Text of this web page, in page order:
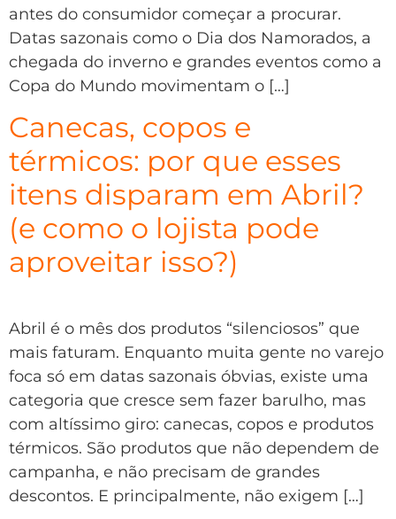
antes do consumidor começar a procurar.
Datas sazonais como o Dia dos Namorados, a
chegada do inverno e grandes eventos como a
Copa do Mundo movimentam o […]
Canecas, copos e
térmicos: por que esses
itens disparam em Abril?
(e como o lojista pode
aproveitar isso?)
Abril é o mês dos produtos “silenciosos” que
mais faturam. Enquanto muita gente no varejo
foca só em datas sazonais óbvias, existe uma
categoria que cresce sem fazer barulho, mas
com altíssimo giro: canecas, copos e produtos
térmicos. São produtos que não dependem de
campanha, e não precisam de grandes
descontos. E principalmente, não exigem […]